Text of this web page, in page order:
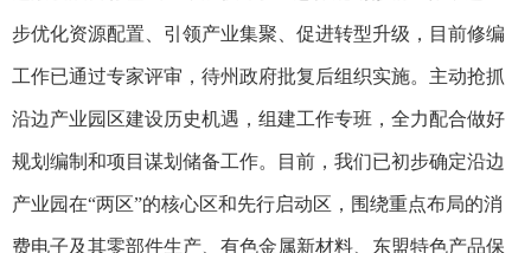
步优化资源配置、引领产业集聚、促进转型升级，目前修编
工作已通过专家评审，待州政府批复后组织实施。主动抢抓
沿边产业园区建设历史机遇，组建工作专班，全力配合做好
规划编制和项目谋划储备工作。目前，我们已初步确定沿边
产业园在“两区”的核心区和先行启动区，围绕重点布局的消
费电子及其零部件生产、有色金属新材料、东盟特色产品保